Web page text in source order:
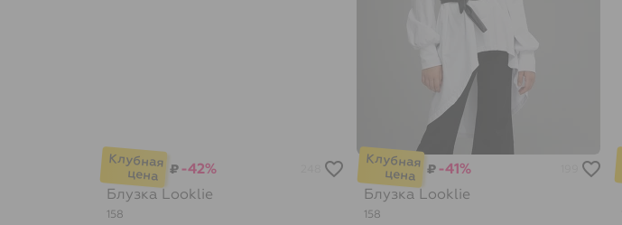
₽ -42%
БлузкаLooklie
158
₽ -41%
БлузкаLooklie
158